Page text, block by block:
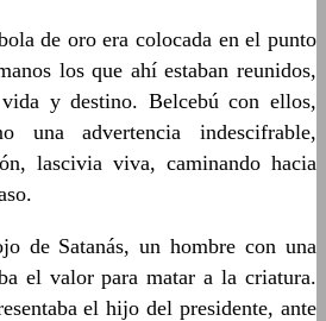
de oro era colocada en el punto
los que ahí estaban reunidos,
y destino. Belcebú con ellos,
una advertencia indescifrable,
lascivia viva, caminando hacia
de Satanás, un hombre con una
el valor para matar a la criatura.
el hijo del presidente, ante